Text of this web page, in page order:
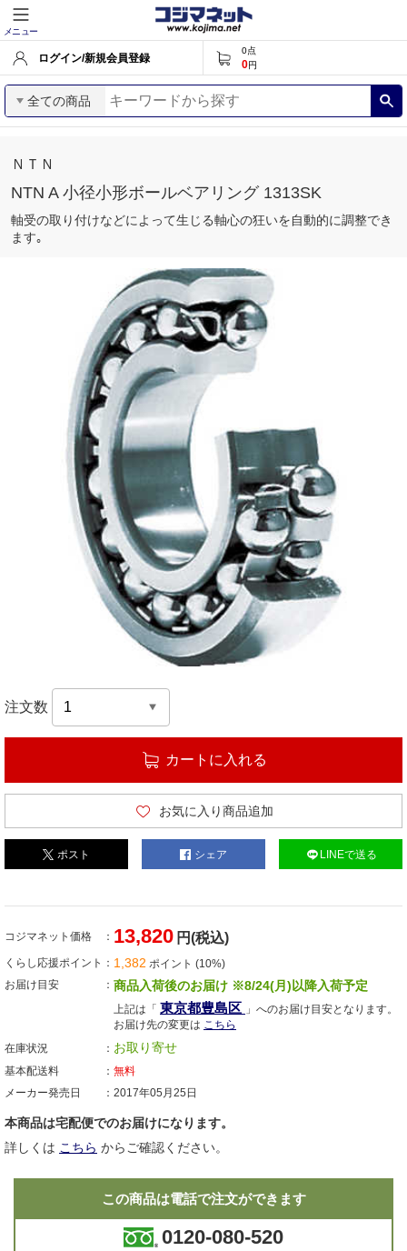
メニュー
ログイン/新規会員登録
0点
0円
全ての商品
ＮＴＮ
NTN A 小径小形ボールベアリング 1313SK
軸受の取り付けなどによって生じる軸心の狂いを自動的に調整でき
ます｡
注文数
カートに入れる
お気に入り商品追加
ポスト シェア LINEで送る
コジマネット価格 13,820 円(税込)
くらし応援ポイント 1,382 ポイント (10%)
お届け目安
商品入荷後のお届け ※8/24(月)以降入荷予定
上記は「 東京都豊島区 」へのお届け目安となります。
お届け先の変更は こちら
在庫状況
お取り寄せ
基本配送料
無料
メーカー発売日
2017年05月25日
本商品は宅配便でのお届けになります。
詳しくは こちら からご確認ください。
この商品は電話で注文ができます
0120-080-520